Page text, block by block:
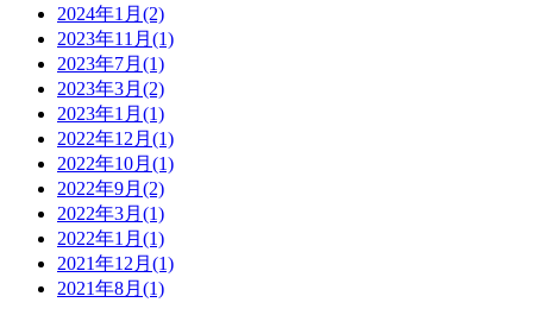
2024年1月 (2)
2023年11月 (1)
2023年7月 (1)
2023年3月 (2)
2023年1月 (1)
2022年12月 (1)
2022年10月 (1)
2022年9月 (2)
2022年3月 (1)
2022年1月 (1)
2021年12月 (1)
2021年8月 (1)